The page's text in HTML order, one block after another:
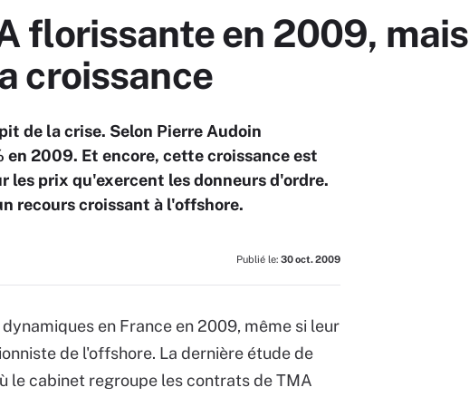
florissante en 2009, mais
croissance
de la crise. Selon Pierre Audoin
2009. Et encore, cette croissance est
les prix qu'exercent les donneurs d'ordre.
recours croissant à l'offshore.
Publié le: 30 oct. 2009
en France en 2009, même si leur
de l'offshore. La dernière étude de
le cabinet regroupe les contrats de TMA